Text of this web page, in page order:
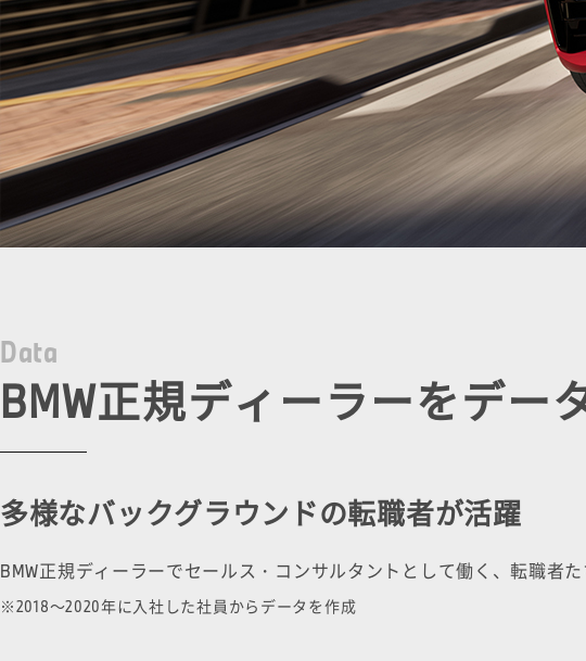
Data
BMW正規ディーラーをデー
多様なバックグラウンドの転職者が活躍
BMW正規ディーラーでセールス・コンサルタントとして働く、転職者た
※2018～2020年に入社した社員からデータを作成